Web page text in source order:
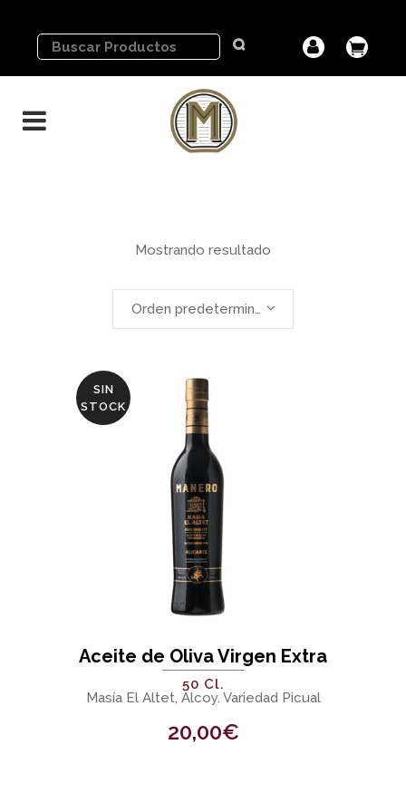
Mostrando resultado
Orden predeterminado
SIN
STOCK
Aceite de Oliva Virgen Extra
50 Cl.
Masía El Altet, Alcoy. Variedad Picual
20,00€